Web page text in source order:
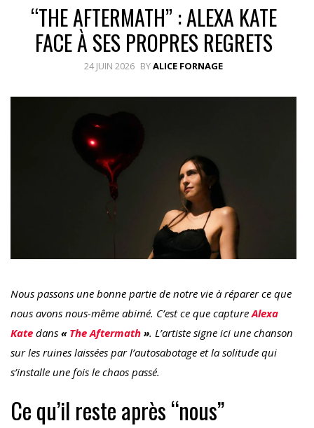
“THE AFTERMATH” : ALEXA KATE
FACE À SES PROPRES REGRETS
24 JUIN 2026 BYALICE FORNAGE
Nous passons une bonne partie de notre vie à réparer ce que
nous avons nous-même abimé. C’est ce que captureAlexa
Kate dans « The Aftermath ». L’artiste signe ici une chanson
sur les ruines laissées par l’autosabotage et la solitude qui
s’installe une fois le chaos passé.
Ce qu’il reste après “nous”